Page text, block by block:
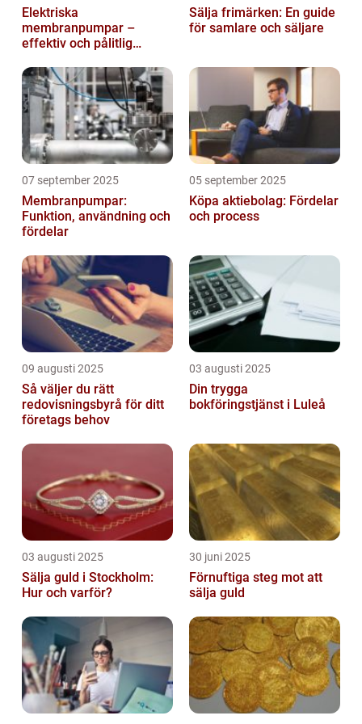
Elektriska
membranpumpar –
effektiv och pålitlig
Sälja frimärken: En guide
för samlare och säljare
07 september 2025
Membranpumpar:
Funktion, användning och
fördelar
05 september 2025
Köpa aktiebolag: Fördelar
och process
09 augusti 2025
Så väljer du rätt
redovisningsbyrå för ditt
företags behov
03 augusti 2025
Din trygga
bokföringstjänst i Luleå
03 augusti 2025
Sälja guld i Stockholm:
Hur och varför?
30 juni 2025
Förnuftiga steg mot att
sälja guld